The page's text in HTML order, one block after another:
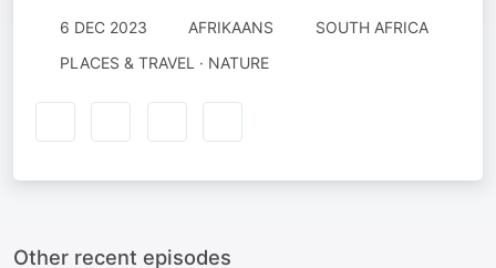
6 DEC 2023 AFRIKAANS
SOUTH AFRICA
PLACES & TRAVEL · NATURE
Other recent episodes